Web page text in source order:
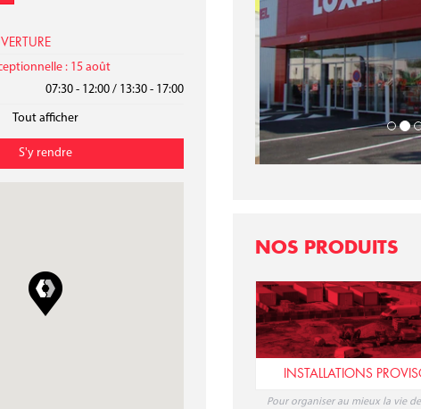
: 15 août
07:30 - 12:00 / 13:30 - 17:00
07:30 - 12:00 / 13:30 - 17:00
07:30 - 12:00 / 13:30 - 17:00
07:30 - 12:00 / 13:30 - 17:00
Tout afficher
S'y rendre
NOS PRODUITS
INSTALLATIONS
Pour organiser au mieux la vie